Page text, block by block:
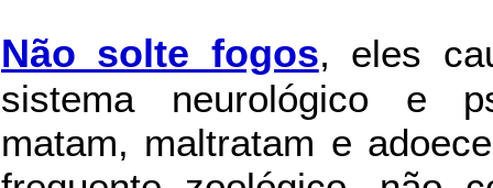
Não solte fogos, eles
sistema neurológico e
matam, maltratam e